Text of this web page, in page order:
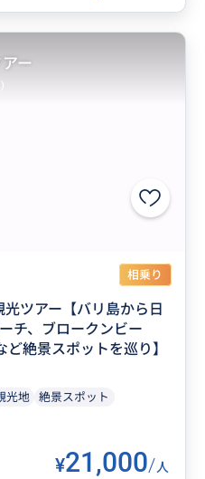
相乗り
ツアー【バリ島から日
チ、ブロークンビー
絶景スポットを巡り】
光地 絶景スポット
¥21,000/人
ー